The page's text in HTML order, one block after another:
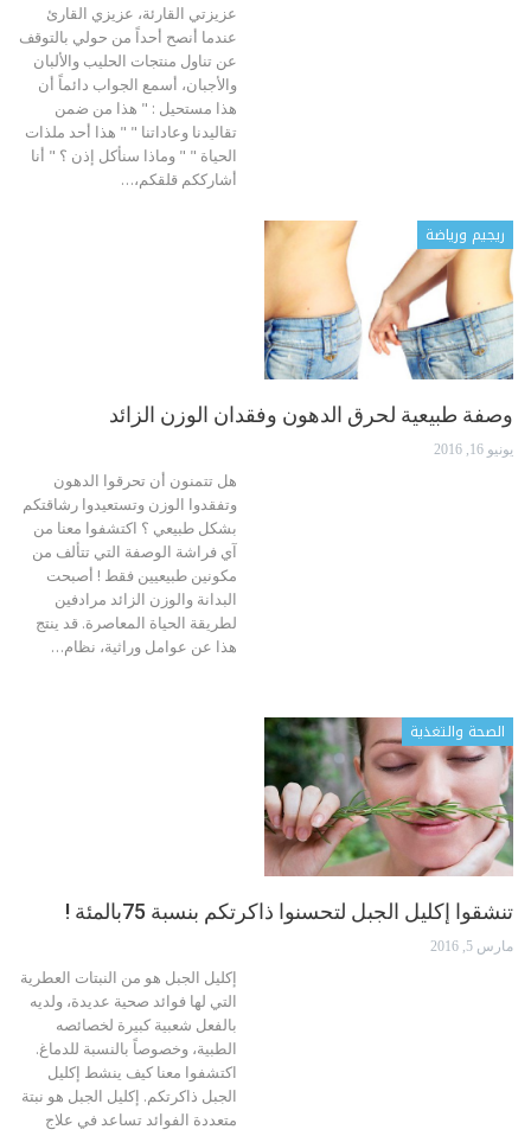
عزيزتي القارئة، عزيزي القارئ
عندما أنصح أحداً من حولي بالتوقف
عن تناول منتجات الحليب والألبان
والأجبان، أسمع الجواب دائماً أن
هذا مستحيل : " هذا من ضمن
تقاليدنا وعاداتنا " " هذا أحد ملذات
الحياة " " وماذا سنأكل إذن ؟ " أنا
أشارككم قلقكم،…
ريجيم ورياضة
وصفة طبيعية لحرق الدهون وفقدان الوزن الزائد
يونيو 16, 2016
هل تتمنون أن تحرقوا الدهون
وتفقدوا الوزن وتستعيدوا رشاقتكم
بشكل طبيعي ؟ اكتشفوا معنا من
آي فراشة الوصفة التي تتألف من
مكونين طبيعيين فقط ! أصبحت
البدانة والوزن الزائد مرادفين
لطريقة الحياة المعاصرة. قد ينتج
هذا عن عوامل وراثية، نظام…
الصحة والتغذية
تنشقوا إكليل الجبل لتحسنوا ذاكرتكم بنسبة 75بالمئة !
مارس 5, 2016
إكليل الجبل هو من النبتات العطرية
التي لها فوائد صحية عديدة، ولديه
بالفعل شعبية كبيرة لخصائصه
الطبية، وخصوصاً بالنسبة للدماغ.
اكتشفوا معنا كيف ينشط إكليل
الجبل ذاكرتكم. إكليل الجبل هو نبتة
متعددة الفوائد تساعد في علاج